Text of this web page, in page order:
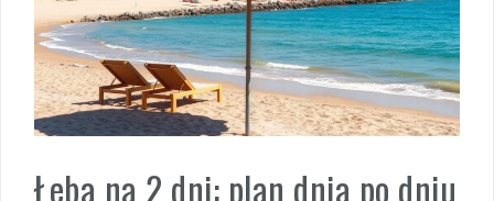
Łeba na 2 dni: plan dnia po dniu